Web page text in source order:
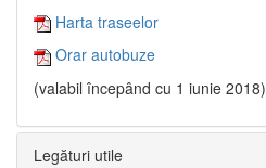
Harta traseelor
Orar autobuze
(valabil începând cu 1 iunie 2018)
Legături utile